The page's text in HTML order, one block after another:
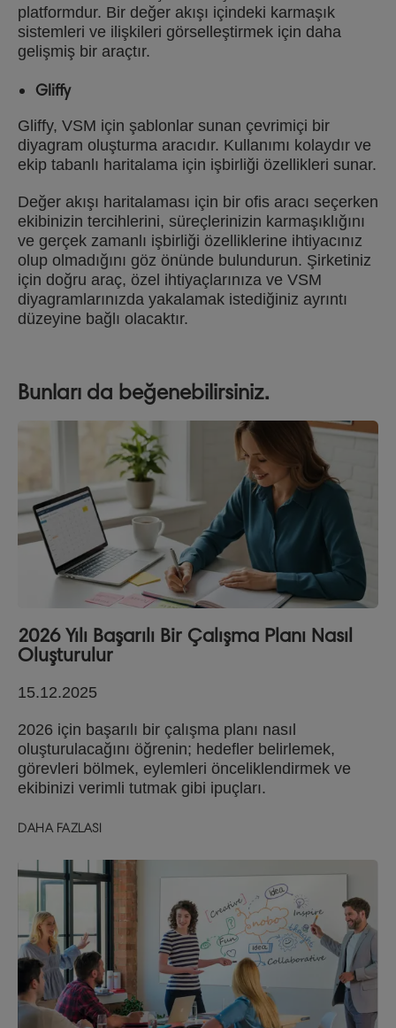
platformdur. Bir değer akışı içindeki karmaşık
sistemleri ve ilişkileri görselleştirmek için daha
gelişmiş bir araçtır.
Gliffy
Gliffy, VSM için şablonlar sunan çevrimiçi bir
diyagram oluşturma aracıdır. Kullanımı kolaydır ve
ekip tabanlı haritalama için işbirliği özellikleri sunar.
Değer akışı haritalaması için bir ofis aracı seçerken
ekibinizin tercihlerini, süreçlerinizin karmaşıklığını
ve gerçek zamanlı işbirliği özelliklerine ihtiyacınız
olup olmadığını göz önünde bulundurun. Şirketiniz
için doğru araç, özel ihtiyaçlarınıza ve VSM
diyagramlarınızda yakalamak istediğiniz ayrıntı
düzeyine bağlı olacaktır.
Bunları da beğenebilirsiniz.
2026 Yılı Başarılı Bir Çalışma Planı Nasıl
Oluşturulur
15.12.2025
2026 için başarılı bir çalışma planı nasıl
oluşturulacağını öğrenin; hedefler belirlemek,
görevleri bölmek, eylemleri önceliklendirmek ve
ekibinizi verimli tutmak gibi ipuçları.
DAHA FAZLASI